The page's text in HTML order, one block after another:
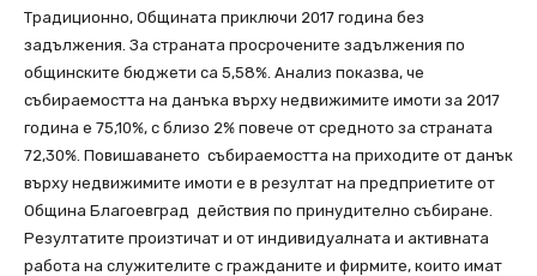
Традиционно, Общината приключи 2017 година без
задължения. За страната просрочените задължения по
общинските бюджети са 5,58%. Анализ показва, че
събираемостта на данъка върху недвижимите имоти за 2017
година е 75,10%, с близо 2% повече от средното за страната
72,30%. Повишаването събираемостта на приходите от данък
върху недвижимите имоти е в резултат на предприетите от
Община Благоевград действия по принудително събиране.
Резултатите произтичат и от индивидуалната и активната
работа на служителите с гражданите и фирмите, които имат